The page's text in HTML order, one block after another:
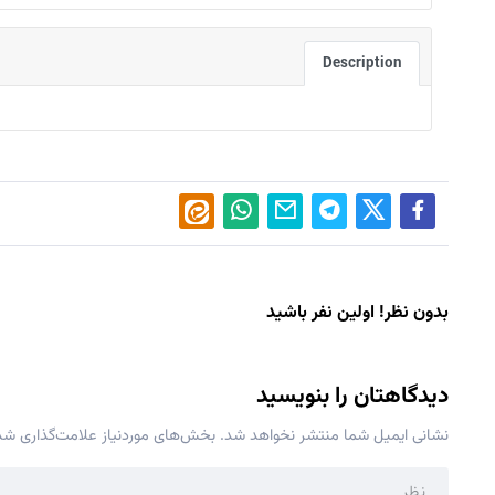
Description
بدون نظر! اولین نفر باشید
دیدگاهتان را بنویسید
نشانی ایمیل شما منتشر نخواهد شد. بخش‌های موردنیاز علامت‌گذاری